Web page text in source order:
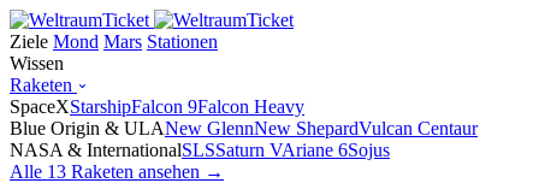
Ziele Mond Mars Stationen
Wissen
Raketen
SpaceXStarshipFalcon 9Falcon Heavy
Blue Origin & ULANew GlennNew ShepardVulcan Centaur
NASA & InternationalSLSSaturn VAriane 6Sojus
Alle 13 Raketen ansehen →